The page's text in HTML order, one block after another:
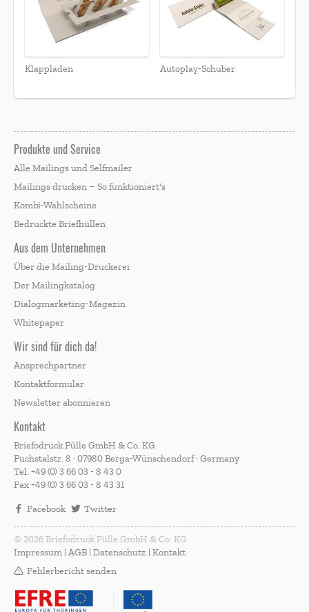
Klappladen Autoplay-Schuber
Produkte und Service
Alle Mailings und Selfmailer
Mailings drucken – So funktioniert's
Kombi-Wahlscheine
Bedruckte Briefhüllen
Aus dem Unternehmen
Über die Mailing-Druckerei
Der Mailingkatalog
Dialogmarketing-Magazin
Whitepaper
Wir sind für dich da!
Ansprechpartner
Kontaktformular
Newsletter abonnieren
Kontakt
Briefodruck Fülle GmbH & Co. KG
Fuchstalstr. 8 · 07980 Berga-Wünschendorf · Germany
Tel. +49 (0) 3 66 03 - 8 43 0
Fax +49 (0) 3 66 03 - 8 43 31
Facebook Twitter
© 2026 Briefodruck Fülle GmbH & Co. KG
Impressum
AGB Datenschutz
Kontakt
Fehlerbericht senden